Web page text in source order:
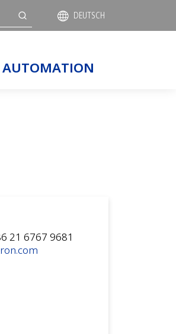
DEUTSCH
AUTOMATION
21 6767 9681